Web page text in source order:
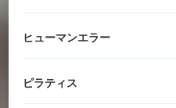
ヒューマンエラー
ピラティス